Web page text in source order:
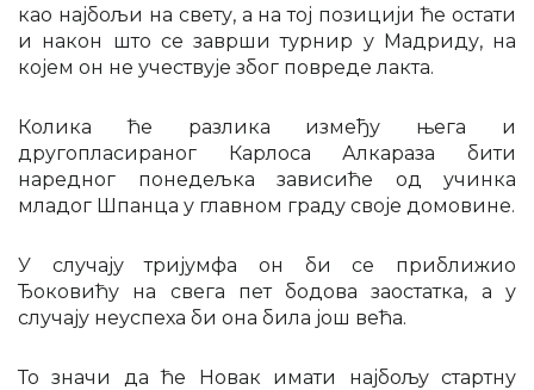
као најбољи на свету, а на тој позицији ће остати
и након што се заврши турнир у Мадриду, на
којем он не учествује због повреде лакта.
Колика ће разлика између њега и
другопласираног Карлоса Алкараза бити
наредног понедељка зависиће од учинка
младог Шпанца у главном граду своје домовине.
У случају тријумфа он би се приближио
Ђоковићу на свега пет бодова заостатка, а у
случају неуспеха би она била још већа.
То значи да ће Новак имати најбољу стартну